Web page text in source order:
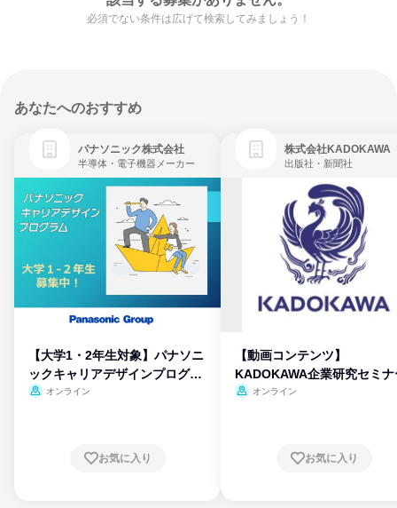
必須でない条件は広げて検索してみましょう！
あなたへのおすすめ
パナソニック株式会社
半導体・電子機器メーカー
【大学1・2年生対象】パナソニ
ックキャリアデザインプログラ
ム
オンライン
お気に入り
株式会社KADOKAWA
出版社・新聞社
【動画コンテンツ】
KADOKAWA企業研究セミナ
オンライン
お気に入り